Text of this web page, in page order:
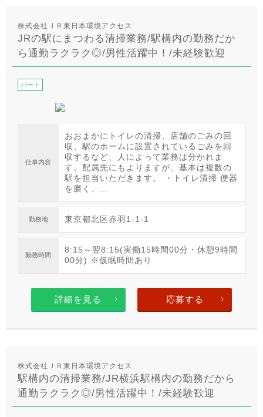
株式会社ＪＲ東日本環境アクセス
JRの駅にまつわる清掃業務/駅構内の勤務だか
ら通勤ラクラク◎/男性活躍中！/未経験歓迎
パート
仕事内容
おおまかにトイレの清掃、店舗のごみの回
収、駅のホームに設置されているごみを回
収するなど、人によって業務は分かれま
す。配属先にもよりますが、基本は複数の
駅を担当いただきます。 ・トイレ清掃 便器
を磨く、...
勤務地 東京都北区赤羽1-1-1
勤務時間
8:15～翌8:15(実働15時間00分・休憩9時間
00分) ※仮眠時間あり
詳細を見る 応募する
株式会社ＪＲ東日本環境アクセス
駅構内の清掃業務/JR横浜駅構内の勤務だから
通勤ラクラク◎/男性活躍中！/未経験歓迎